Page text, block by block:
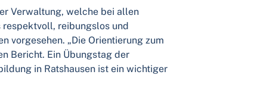
Verwaltung, welche bei allen
reibungslos und
vorgesehen. „Die Orientierung zum
Bericht. Ein Übungstag der
in Ratshausen ist ein wichtiger